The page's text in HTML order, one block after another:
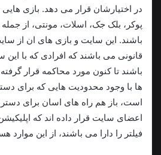
در اختیارشان قرار می دهد. بازی هایی
پوکر، بلک جک، اسلات، مونتی، از
باشند. این سایت و بازی های ان از
قانونی می باشند که افرادی که با
باشند تا کنون مورد محاکمه قرار
ها با وجود محدودیت هایی که برای
است، باز هم راه های اسان برای
اعضای سایت قرار داده اند که
فیلتر را دارا می باشند، از این موارد